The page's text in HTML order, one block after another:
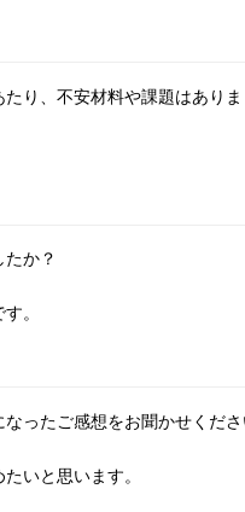
り、不安材料や課題はありま
か？
。
ったご感想をお聞かせくださ
いと思います。